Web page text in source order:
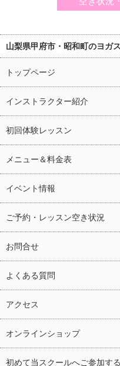
山梨県甲府市・昭和町のヨガ
トップページ
インストラクター紹介
初回体験レッスン
メニュー＆料金表
イベント情報
ご予約・レッスン空き状況
お問合せ
よくある質問
アクセス
オンラインショップ
初めて当スクールへご参加す